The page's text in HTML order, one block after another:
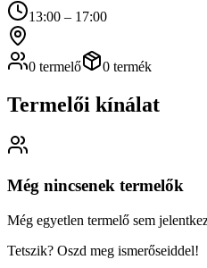
13:00 – 17:00
0 termelő 0 termék
Termelői kínálat
Még nincsenek termelők
Még egyetlen termelő sem
Tetszik? Oszd meg ismerőseiddel!